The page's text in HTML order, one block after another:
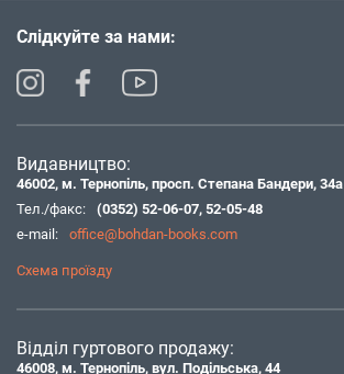
Слідкуйте за нами:
Видавництво:
46002, м. Тернопіль, просп. Степана Бандери, 34а
Тел./факс:
(0352) 52-06-07, 52-05-48
e-mail:
office@bohdan-books.com
Схема проїзду
Відділ гуртового продажу:
46008, м. Тернопіль, вул. Подільська, 44